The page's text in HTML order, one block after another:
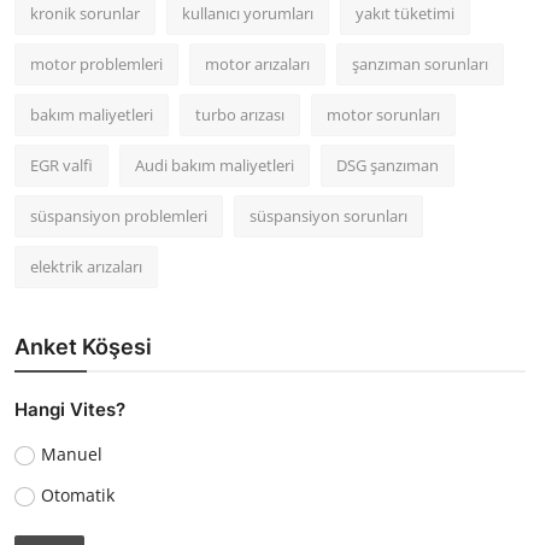
kronik sorunlar kullanıcı yorumları yakıt tüketimi
motor problemleri motor arızaları şanzıman sorunları
bakım maliyetleri turbo arızası motor sorunları
EGR valfi Audi bakım maliyetleri DSG şanzıman
süspansiyon problemleri süspansiyon sorunları
elektrik arızaları
Anket Köşesi
Hangi Vites?
Manuel
Otomatik